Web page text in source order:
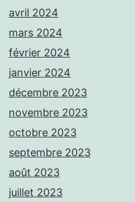
avril 2024
mars 2024
février 2024
janvier 2024
décembre 2023
novembre 2023
octobre 2023
septembre 2023
août 2023
juillet 2023